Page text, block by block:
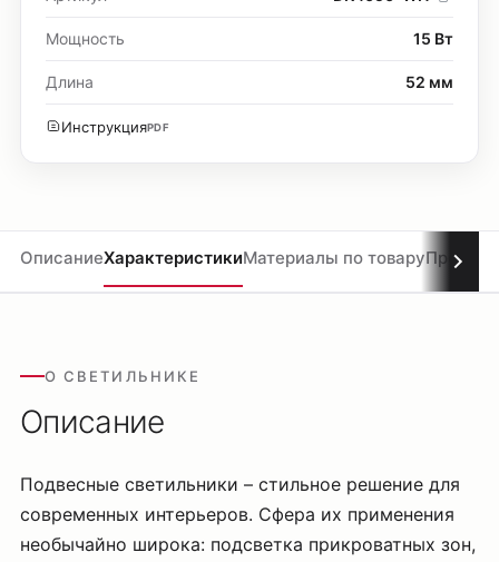
Мощность 15 Вт
Длина 52 мм
ИнструкцияPDF
ОписаниеХарактеристикиМатериалы по товару
О СВЕТИЛЬНИКЕ
Описание
Подвесные светильники – стильное решение для
современных интерьеров. Сфера их применения
необычайно широка: подсветка прикроватных зон,